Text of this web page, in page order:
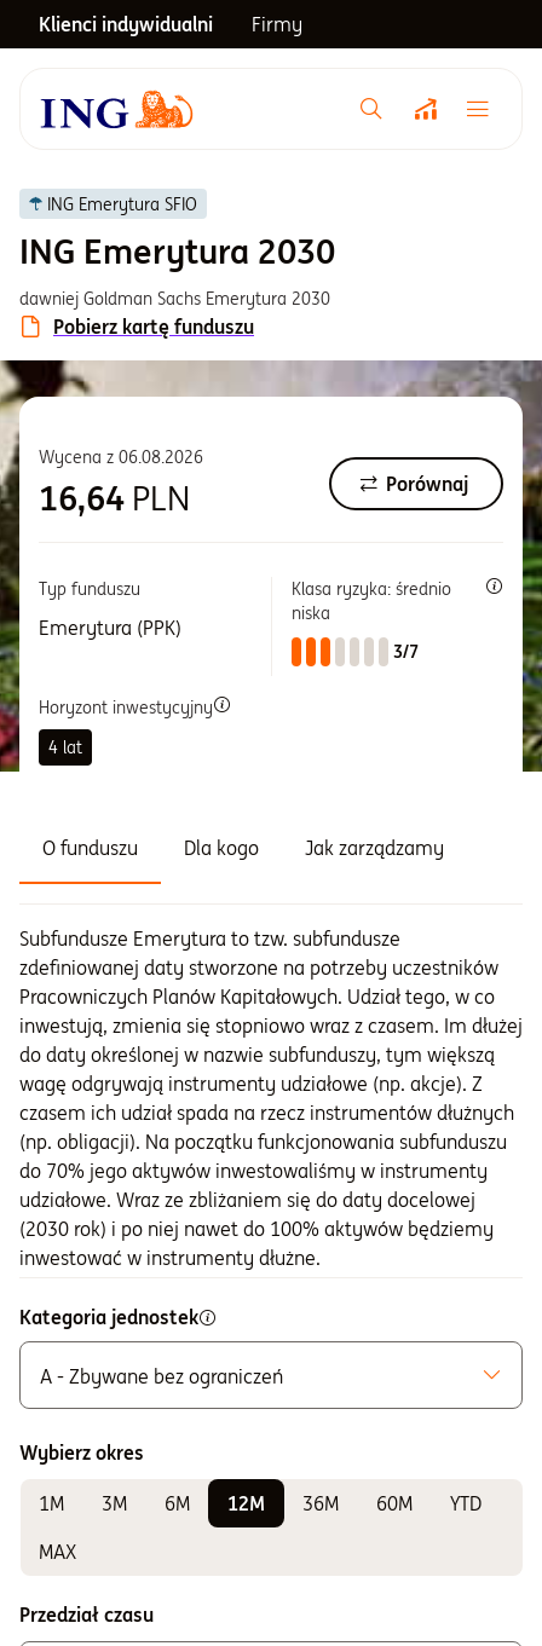
Klienci indywidualni Firmy
Menu główne
Notowania
Inwestycje
Centrum pomocy
Informacje i dokumenty
ING Emerytura SFIO
ING Emerytura 2030
dawniej Goldman Sachs Emerytura 2030
Pobierz kartę funduszu
Wycena z 06.08.2026
16,64 PLN Porównaj
Typ funduszu
Emerytura (PPK)
Klasa ryzyka: średnio
niska
3/7
Horyzont inwestycyjny
4 lat
O funduszu Dla kogo Jak zarządzamy
Subfundusze Emerytura to tzw. subfundusze
zdefiniowanej daty stworzone na potrzeby uczestników
Pracowniczych Planów Kapitałowych. Udział tego, w co
inwestują, zmienia się stopniowo wraz z czasem. Im dłużej
do daty określonej w nazwie subfunduszy, tym większą
wagę odgrywają instrumenty udziałowe (np. akcje). Z
czasem ich udział spada na rzecz instrumentów dłużnych
(np. obligacji). Na początku funkcjonowania subfunduszu
do 70% jego aktywów inwestowaliśmy w instrumenty
udziałowe. Wraz ze zbliżaniem się do daty docelowej
(2030 rok) i po niej nawet do 100% aktywów będziemy
inwestować w instrumenty dłużne.
Kategoria jednostek
A - Zbywane bez ograniczeń
Wybierz okres
1M 3M 6M 12M 36M 60M
YTD
MAX
Przedział czasu